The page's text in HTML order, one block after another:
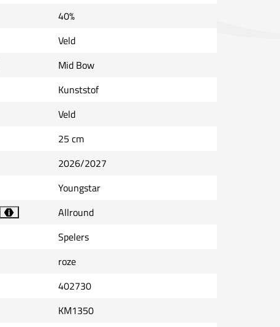
40%
Veld
Mid Bow
Kunststof
Veld
25 cm
2026/2027
Youngstar
i
Allround
Spelers
roze
402730
KM1350